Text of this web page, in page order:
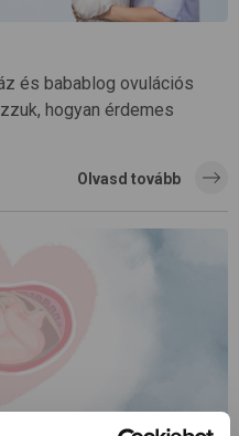
és babablog ovulációs
hogyan érdemes
Olvasd tovább